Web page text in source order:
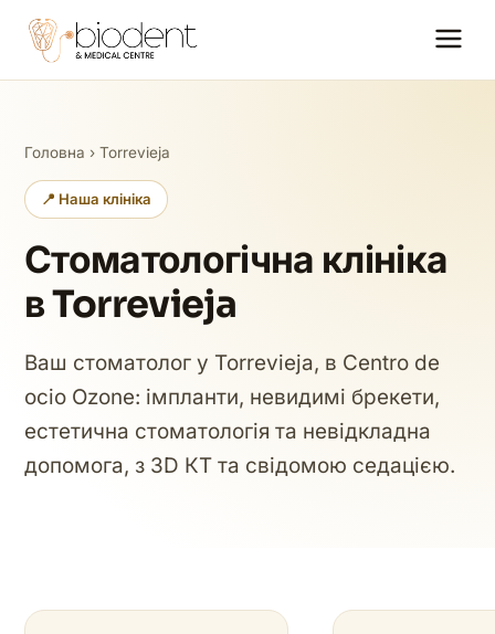
Головна › Torrevieja
📍 Наша клініка
Стоматологічна клініка
в Torrevieja
Ваш стоматолог у Torrevieja, в Centro de
ocio Ozone: імпланти, невидимі брекети,
естетична стоматологія та невідкладна
допомога, з 3D КТ та свідомою седацією.